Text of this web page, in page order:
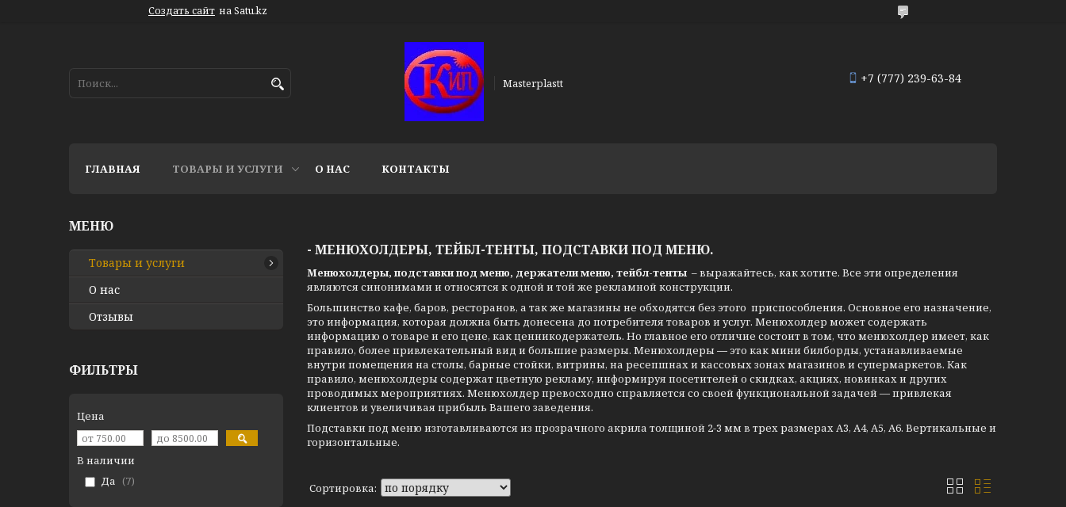
Создать сайт на Satu.kz
Masterplastt +7 (777) 239-63-84
ГЛАВНАЯ ТОВАРЫ И УСЛУГИ О НАС КОНТАКТЫ
- МЕНЮХОЛДЕРЫ, ТЕЙБЛ-ТЕНТЫ, ПОДСТАВКИ ПОД МЕНЮ.
Менюхолдеры, подставки под меню, держатели меню, тейбл-тенты – выражайтесь, как хотите. Все эти определения
являются синонимами и относятся к одной и той же рекламной конструкции.
Большинство кафе, баров, ресторанов, а так же магазины не обходятся без этого приспособления. Основное его назначение,
это информация, которая должна быть донесена до потребителя товаров и услуг. Менюхолдер может содержать
информацию о товаре и его цене, как ценникодержатель. Но главное его отличие состоит в том, что менюхолдер имеет, как
правило, более привлекательный вид и большие размеры. Менюхолдеры ― это как мини билборды, устанавливаемые
внутри помещения на столы, барные стойки, витрины, на ресепшнах и кассовых зонах магазинов и супермаркетов. Как
правило, менюхолдеры содержат цветную рекламу, информируя посетителей о скидках, акциях, новинках и других
проводимых мероприятиях. Менюхолдер превосходно справляется со своей функциональной задачей — привлекая
клиентов и увеличивая прибыль Вашего заведения.
Подставки под меню изготавливаются из прозрачного акрила толщиной 2-3 мм в трех размерах А3, А4, А5, А6. Вертикальные и
горизонтальные.
Товары и услуги
О нас
Отзывы
ФИЛЬТРЫ
Цена
В наличии
Да
7